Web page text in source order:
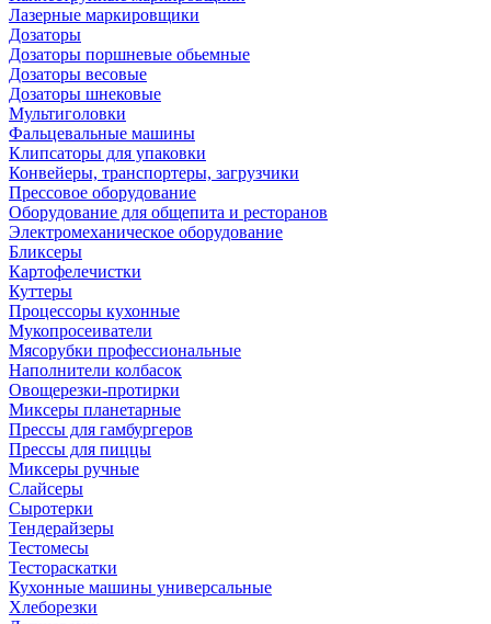
Лазерные маркировщики
Дозаторы
Дозаторы поршневые обьемные
Дозаторы весовые
Дозаторы шнековые
Мультиголовки
Фальцевальные машины
Клипсаторы для упаковки
Конвейеры, транспортеры, загрузчики
Прессовое оборудование
Оборудование для общепита и ресторанов
Электромеханическое оборудование
Бликсеры
Картофелечистки
Куттеры
Процессоры кухонные
Мукопросеиватели
Мясорубки профессиональные
Наполнители колбасок
Овощерезки-протирки
Миксеры планетарные
Прессы для гамбургеров
Прессы для пиццы
Миксеры ручные
Слайсеры
Сыротерки
Тендерайзеры
Тестомесы
Тестораскатки
Кухонные машины универсальные
Хлеборезки